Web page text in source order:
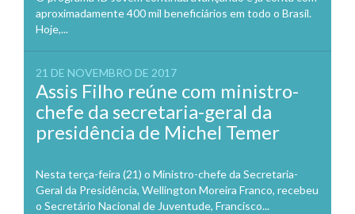
aproximadamente 400 mil beneficiários em todo o Brasil.
Hoje,...
21 DE NOVEMBRO DE 2017
Assis Filho reúne com ministro-
chefe da secretaria-geral da
presidência de Michel Temer
Nesta terça-feira (21) o Ministro-chefe da Secretaria-
Geral da Presidência, Wellington Moreira Franco, recebeu
o Secretário Nacional de Juventude, Francisco...